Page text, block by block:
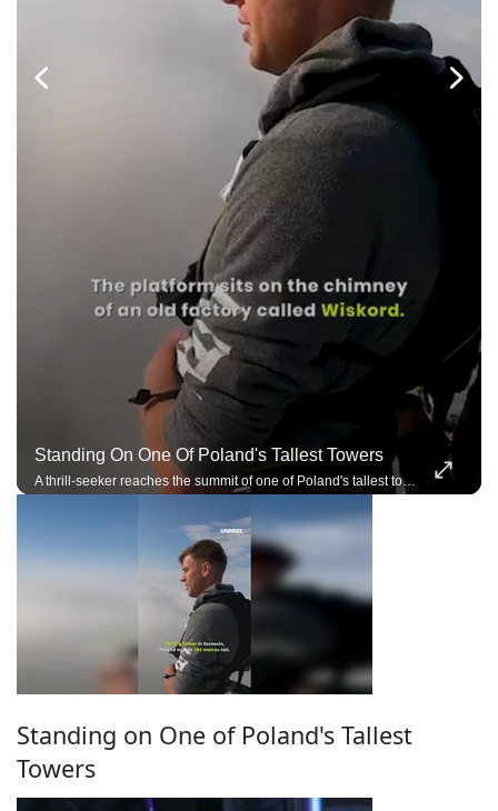
Standing On One Of Poland's Tallest Towers
A thrill-seeker reaches the summit of one of Poland's tallest towers before an extreme adventure.
Standing on One of Poland's Tallest
Towers